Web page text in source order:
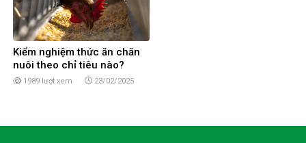
Kiểm nghiệm thức ăn chăn
nuôi theo chỉ tiêu nào?
1989 lượt xem 23/02/2025